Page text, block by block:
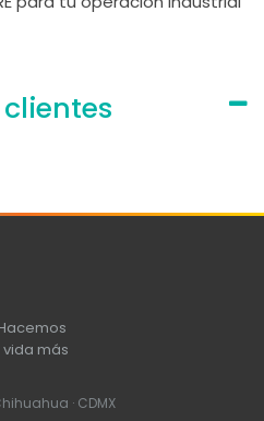
clientes
más
· CDMX